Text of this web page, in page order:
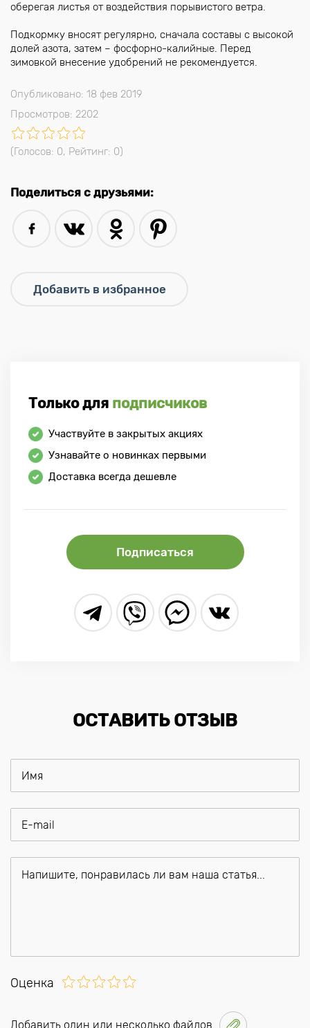
оберегая листья от воздействия порывистого ветра.
Подкормку вносят регулярно, сначала составы с высокой
долей азота, затем – фосфорно-калийные. Перед
зимовкой внесение удобрений не рекомендуется.
Опубликовано: 18 фев 2019
Просмотров: 2202
(Голосов: 0, Рейтинг: 0)
Поделиться с друзьями:
Только для подписчиков
Участвуйте в закрытых акциях
Узнавайте о новинках первыми
Доставка всегда дешевле
Подписаться
ОСТАВИТЬ ОТЗЫВ
Оценка
Добавить один или несколько файлов